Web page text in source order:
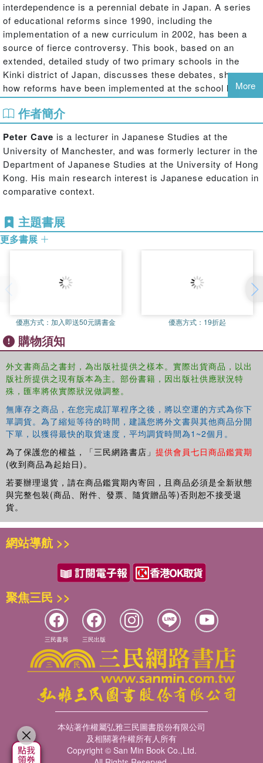
interdependence is a perennial debate in Japan. A series
of educational reforms since 1990, including the
implementation of a new curriculum in 2002, has been a
source of fierce controversy. This book, based on an
extended, detailed study of two primary schools in the
Kinki district of Japan, discusses these debates, shows
how reforms have been implemented at the school level,
and explores how the balance between individuality and
social interdependence is managed in practice. It
identity within the class and within the school, in relation
to gender issues, and in relation to the teaching of specific
subjects, including language, literature and mathematics.
The book concludes that, although recent reforms have
tended to stress individuality and independence, teachers
of individuality and self-direction with the development of
interdependence and empathy.
More
作者簡介
Peter Cave is a lecturer in Japanese Studies at the
University of Manchester, and was formerly lecturer in the
Department of Japanese Studies at the University of Hong
Kong. His main research interest is Japanese education in
comparative context.
主題書展
更多書展
優惠方式： 加入即送50元購書金 優惠方式： 19折起
購物須知
外文書商品之書封，為出版社提供之樣本。實際出貨商品，以出
版社所提供之現有版本為主。部份書籍，因出版社供應狀況特
殊，匯率將依實際狀況做調整。
無庫存之商品，在您完成訂單程序之後，將以空運的方式為你下
單調貨。為了縮短等待的時間，建議您將外文書與其他商品分開
下單，以獲得最快的取貨速度，平均調貨時間為1~2個月。
為了保護您的權益，「三民網路書店」 提供會員七日商品鑑賞期
(收到商品為起始日)。
若要辦理退貨，請在商品鑑賞期內寄回，且商品必須是全新狀態
與完整包裝(商品、附件、發票、隨貨贈品等)否則恕不接受退
貨。
網站導航 >>
聚焦三民 >>
三民書局 三民出版
本站著作權屬弘雅三民圖書股份有限公司
及相關著作權所有人所有
Copyright © San Min Book Co.,Ltd.